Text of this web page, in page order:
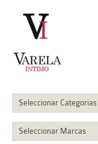
Seleccionar Categorias
Seleccionar Marcas